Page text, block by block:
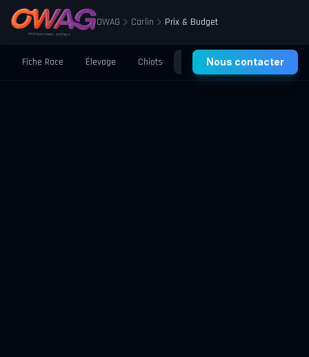
OWAG Carlin Prix & Budget
Fiche Race Élevage Chiots Santé Éducation
Nous contacter